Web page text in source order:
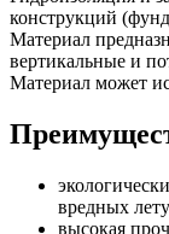
конструкций
Материал
вертикальные и
Материал может
вредных
высокая